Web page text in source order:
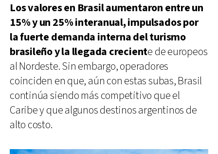
Los valores en Brasil aumentaron entre un
15% y un 25% interanual, impulsados por
la fuerte demanda interna del turismo
brasileño y la llegada creciente de europeos
al Nordeste. Sin embargo, operadores
coinciden en que, aún con estas subas, Brasil
continúa siendo más competitivo que el
Caribe y que algunos destinos argentinos de
alto costo.